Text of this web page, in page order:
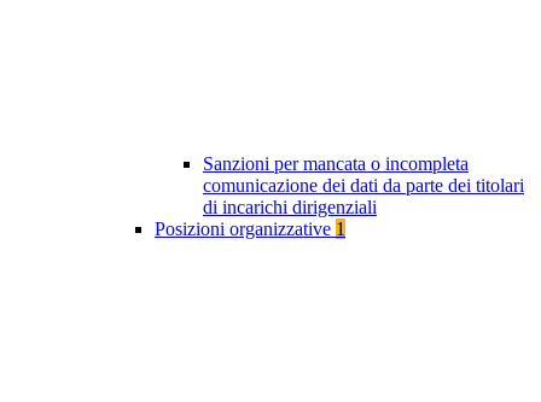
Sanzioni per mancata o incompleta
comunicazione dei dati da parte dei titolari
di incarichi dirigenziali
Posizioni organizzative 1